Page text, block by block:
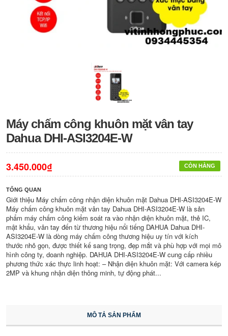
Máy chấm công khuôn mặt vân tay
Dahua DHI-ASI3204E-W
CÒN HÀNG
3.450.000₫
TỔNG QUAN
Giới thiệu Máy chấm công nhận diện khuôn mặt Dahua DHI-ASI3204E-W
Máy chấm công khuôn mặt vân tay Dahua DHI-ASI3204E-W là sản
phẩm máy chấm công kiểm soát ra vào nhận diện khuôn mặt, thẻ IC,
mật khẩu, vân tay đến từ thương hiệu nổi tiếng DAHUA Dahua DHI-
ASI3204E-W là dòng máy chấm công thương hiệu uy tín với kích
thước nhỏ gọn, được thiết kế sang trọng, đẹp mắt và phù hợp với mọi mô
hình công ty, doanh nghiệp. DAHUA DHI-ASI3204E-W cung cấp nhiều
phương thức xác thực linh hoạt: – Nhận diện khuôn mặt: Với camera kép
2MP và khung nhận diện thông minh, tự động phát...
MÔ TẢ SẢN PHẨM